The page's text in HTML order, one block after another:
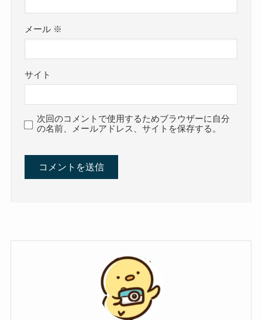
メール ※
サイト
次回のコメントで使用するためブラウザーに自分
の名前、メールアドレス、サイトを保存する。